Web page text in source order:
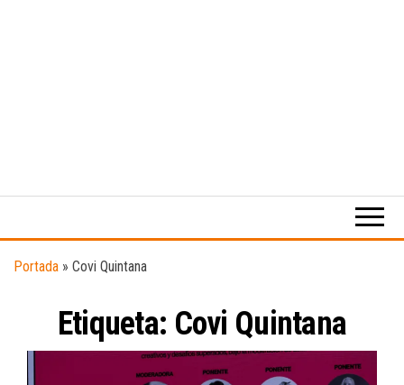
digital
música.
Portada » Covi Quintana
Etiqueta: Covi Quintana